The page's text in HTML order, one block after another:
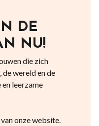
DE
NU!
die zich
wereld en de
leerzame
onze website.